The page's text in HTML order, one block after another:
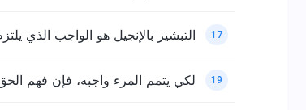
17 التبشير بالإنجيل هو الواجب الذي
19 لكي يتمم المرء واجبه، فإن فهم